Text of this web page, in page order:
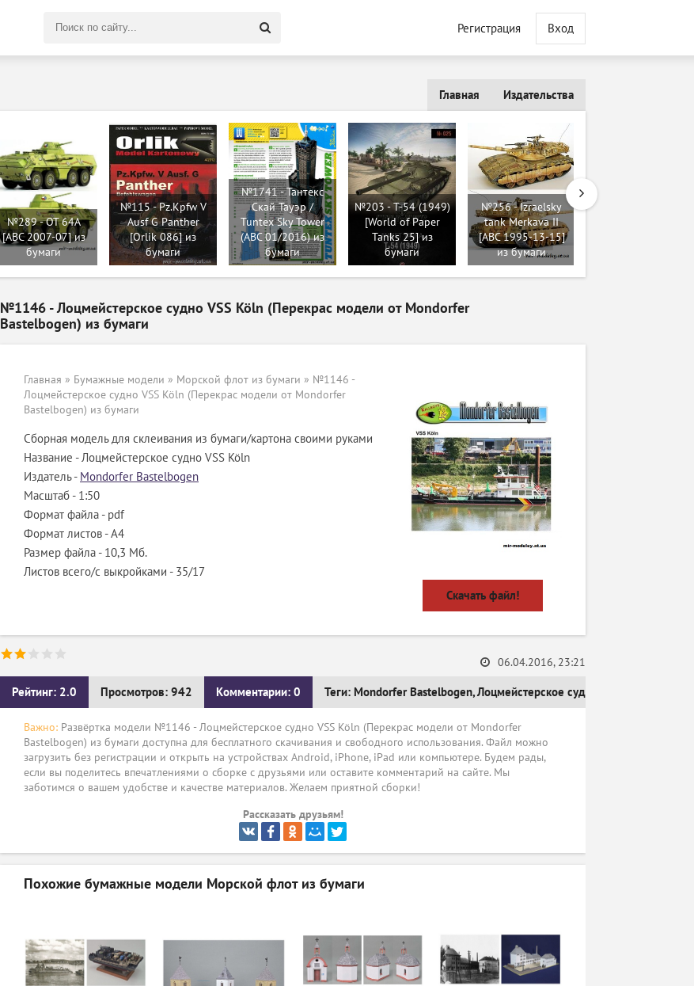
Регистрация Вход
Издательства
Главная
№289 - OT 64A
[ABC 2007-07] из
бумаги
№115 - Pz.Kpfw V
Ausf G Panther
[Orlik 086] из
бумаги
№1741 - Тантекс
Скай Тауэр /
Tuntex Sky Tower
(ABC 01/2016) из
бумаги
№203 - T-54 (1949)
[World of Paper
Tanks 25] из
бумаги
№256 - Izraelsky
tank Merkava II
[ABC 1995-13-15]
из бумаги
гаубица / BL 6inch
№1146 - Лоцмейстерское судно VSS Köln (Перекрас модели от Mondorfer
Bastelbogen) из бумаги
Главная » Бумажные модели » Морской флот из бумаги » №1146 -
Лоцмейстерское судно VSS Köln (Перекрас модели от Mondorfer
Bastelbogen) из бумаги
Сборная модель для склеивания из бумаги/картона своими руками
Название - Лоцмейстерское судно VSS Köln
Издатель - Mondorfer Bastelbogen
Масштаб - 1:50
Формат файла - pdf
Формат листов - A4
Размер файла - 10,3 Мб.
Листов всего/с выкройками - 35/17
Скачать файл!
Рейтинг: 2.0 Просмотров: 942 Комментарии: 0 Теги: Mondorfer Bastelbogen,Лоцмейстерское судно
06.04.2016, 23:21
Важно: Развёртка модели №1146 - Лоцмейстерское судно VSS Köln (Перекрас модели от Mondorfer
Bastelbogen) из бумаги доступна для бесплатного скачивания и свободного использования. Файл можно
загрузить без регистрации и открыть на устройствах Android, iPhone, iPad или компьютере. Будем рады,
если вы поделитесь впечатлениями о сборке с друзьями или оставите комментарий на сайте. Мы
заботимся о вашем удобстве и качестве материалов. Желаем приятной сборки!
Рассказать друзьям!
Похожие бумажные модели Морской флот из бумаги